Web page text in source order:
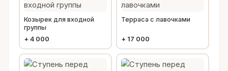
Козырек для входной
группы
+ 4 000
Терраса с лавочками
+ 17 000